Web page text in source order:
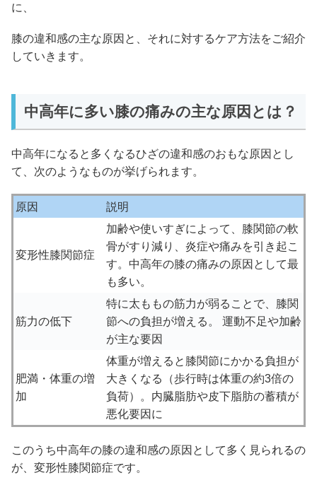
に、
膝の違和感の主な原因と、それに対するケア方法をご紹介
していきます。
中高年に多い膝の痛みの主な原因とは？
中高年になると多くなるひざの違和感のおもな原因とし
て、次のようなものが挙げられます。
原因 説明
変形性膝関節症
加齢や使いすぎによって、膝関節の軟
骨がすり減り、炎症や痛みを引き起こ
す。中高年の膝の痛みの原因として最
も多い。
筋力の低下
特に太ももの筋力が弱ることで、膝関
節への負担が増える。 運動不足や加齢
が主な要因
肥満・体重の増
加
体重が増えると膝関節にかかる負担が
大きくなる（歩行時は体重の約3倍の
負荷）。内臓脂肪や皮下脂肪の蓄積が
悪化要因に
このうち中高年の膝の違和感の原因として多く見られるの
が、変形性膝関節症です。